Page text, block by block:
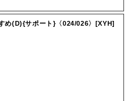
め(D){サポート}〈024/026〉[XYH]